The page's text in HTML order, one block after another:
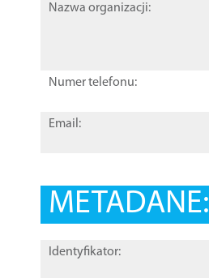
Nazwa organizacji:
Numer telefonu:
Email:
METADANE:
Identyfikator: